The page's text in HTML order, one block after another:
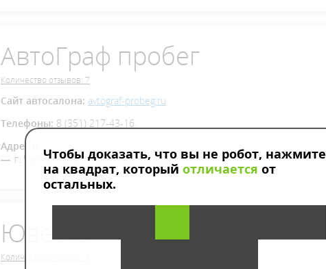
АвтоГраф пробег
Количество отзывов: 7
Сайт автосалона: avtograf-probeg.ru
Телефоны: 8 (351) 217-43-16.
Адреса:
г. Челябинск, ул. Копейское шоссе, 1К
Ювеста
Количество отзывов: 7
Чтобы доказать, что вы не робот, нажмите
на квадрат, который отличается от
остальных.